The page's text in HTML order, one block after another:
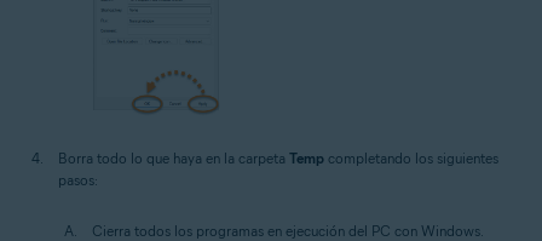
Borra todo lo que haya en la carpeta Temp completando los siguientes
pasos:
Cierra todos los programas en ejecución del PC con Windows.